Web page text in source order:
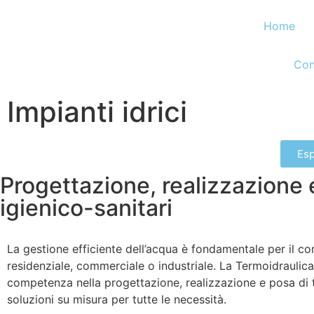
Home
Impianti idrici
Progettazione,
igienico-sanitari
La gestione efficiente dell’acqua è fondamentale per il
residenziale, commerciale o industriale. La
competenza nella progettazione, realizzazione e posa
soluzioni su misura per tutte le necessità.